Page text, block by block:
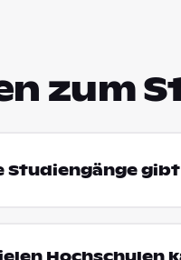
zum
Studiengänge